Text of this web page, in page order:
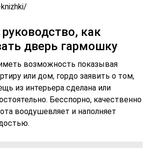
как
дверь гармошку
возможность показывая
или дом, гордо заявить о том,
из интерьера сделана или
Бесспорно, качественно
воодушевляет и наполняет